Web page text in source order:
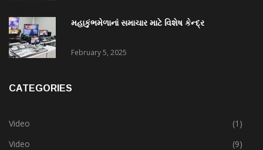
મહાકુંભમેળાનાં સમાચાર માટે વિશેષ કેન્દ્ર
February 5, 2025
CATEGORIES
Video
(1)
Video
(9)